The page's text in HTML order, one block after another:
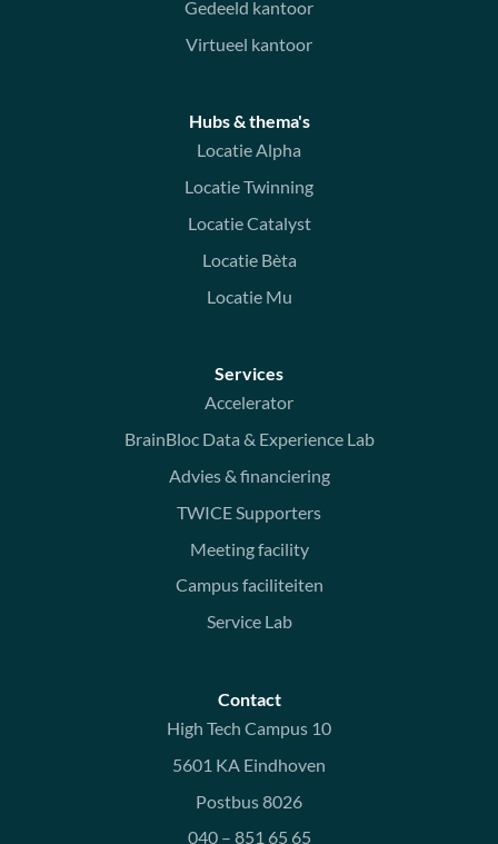
Gedeeld kantoor
Virtueel kantoor
Hubs & thema's
Locatie Alpha
Locatie Twinning
Locatie Catalyst
Locatie Bèta
Locatie Mu
Services
Accelerator
BrainBloc Data & Experience Lab
Advies & financiering
TWICE Supporters
Meeting facility
Campus faciliteiten
Service Lab
Contact
High Tech Campus 10
5601 KA Eindhoven
Postbus 8026
040 – 851 65 65